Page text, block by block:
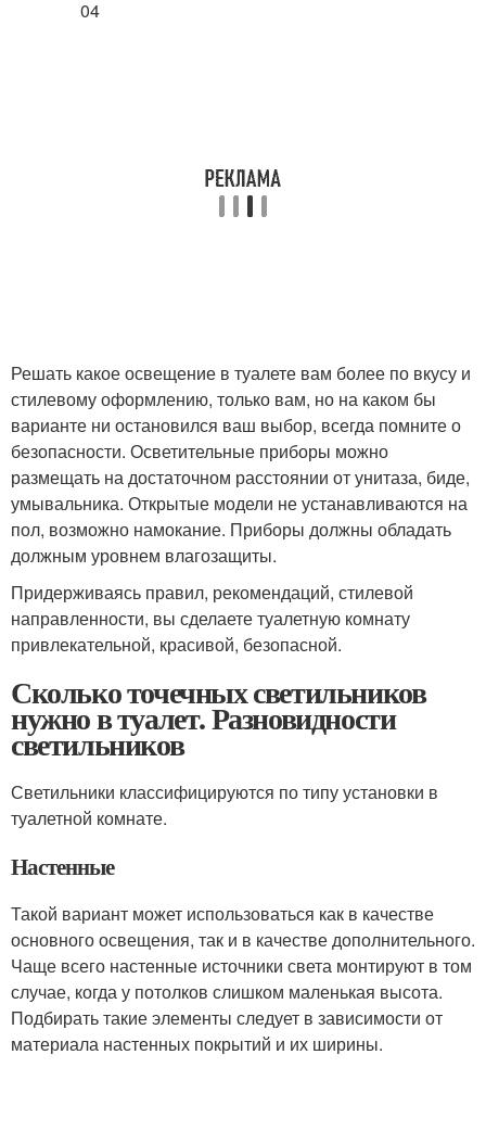
Решать какое освещение в туалете вам более по вкусу и
стилевому оформлению, только вам, но на каком бы
варианте ни остановился ваш выбор, всегда помните о
безопасности. Осветительные приборы можно
размещать на достаточном расстоянии от унитаза, биде,
умывальника. Открытые модели не устанавливаются на
пол, возможно намокание. Приборы должны обладать
должным уровнем влагозащиты.
Придерживаясь правил, рекомендаций, стилевой
направленности, вы сделаете туалетную комнату
привлекательной, красивой, безопасной.
Сколько точечных светильников
нужно в туалет. Разновидности
светильников
Светильники классифицируются по типу установки в
туалетной комнате.
Настенные
Такой вариант может использоваться как в качестве
основного освещения, так и в качестве дополнительного.
Чаще всего настенные источники света монтируют в том
случае, когда у потолков слишком маленькая высота.
Подбирать такие элементы следует в зависимости от
материала настенных покрытий и их ширины.